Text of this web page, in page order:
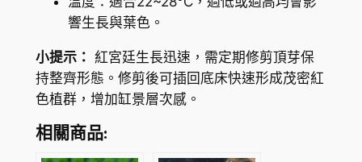
響生長與葉色。
小提示： 紅宮廷生長迅速，需定期修剪頂芽保
持整齊形態。修剪後可插回底床快速形成茂密紅
色植群，增加缸景層次感。
相關商品: